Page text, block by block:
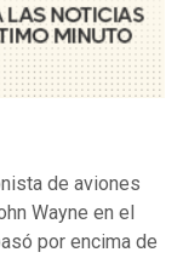
de aviones
Wayne en el
por encima de